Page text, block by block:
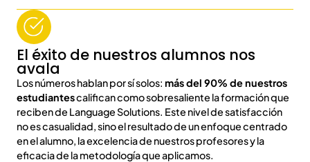
El éxito de nuestros alumnos nos
avala
Los números hablan por sí solos: más del 90% de nuestros
estudiantescalifican como sobresaliente la formación que
reciben de Language Solutions. Este nivel de satisfacción
no es casualidad, sino el resultado de un enfoque centrado
en el alumno, la excelencia de nuestros profesores y la
eficacia de la metodología que aplicamos.